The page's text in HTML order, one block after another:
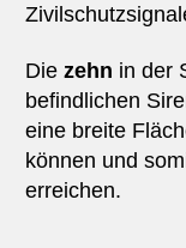
Die zehn in der
befindlichen
eine breite
können und
erreichen.